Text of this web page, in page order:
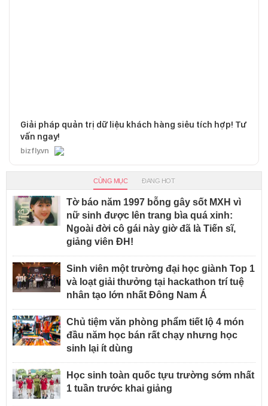
Giải pháp quản trị dữ liệu khách hàng siêu tích hợp! Tư
vấn ngay!
bizfly.vn
CÙNG MỤC ĐANG HOT
Tờ báo năm 1997 bỗng gây sốt MXH vì
nữ sinh được lên trang bìa quá xinh:
Ngoài đời cô gái này giờ đã là Tiến sĩ,
giảng viên ĐH!
Sinh viên một trường đại học giành Top 1
và loạt giải thưởng tại hackathon trí tuệ
nhân tạo lớn nhất Đông Nam Á
Chủ tiệm văn phòng phẩm tiết lộ 4 món
đầu năm học bán rất chạy nhưng học
sinh lại ít dùng
Học sinh toàn quốc tựu trường sớm nhất
1 tuần trước khai giảng